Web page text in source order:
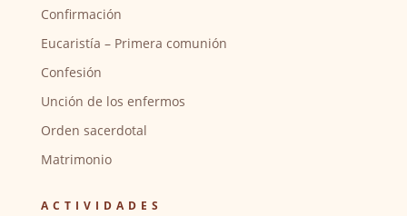
Confirmación
Eucaristía – Primera comunión
Confesión
Unción de los enfermos
Orden sacerdotal
Matrimonio
ACTIVIDADES